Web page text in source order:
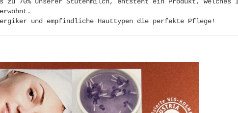
und empfindliche Hauttypen die perfekte Pflege!